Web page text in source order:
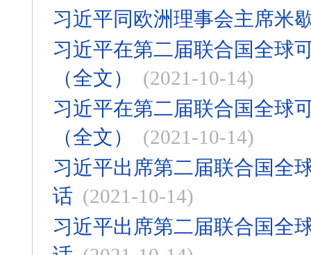
习近平同欧洲理事会主席米
习近平在第二届联合国全球
（全文）
(2021-10-14)
习近平在第二届联合国全球
（全文）
(2021-10-14)
习近平出席第二届联合国全
话 (2021-10-14)
习近平出席第二届联合国全